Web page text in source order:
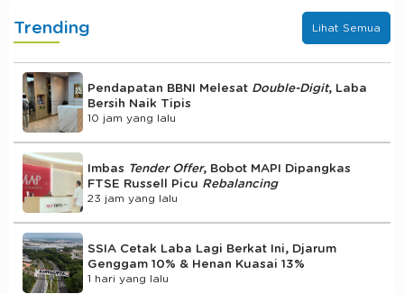
Trending Lihat Semua
Pendapatan BBNI Melesat Double-Digit, Laba
Bersih Naik Tipis
10 jam yang lalu
Imbas Tender Offer, Bobot MAPI Dipangkas
FTSE Russell Picu Rebalancing
23 jam yang lalu
SSIA Cetak Laba Lagi Berkat Ini, Djarum
Genggam 10% & Henan Kuasai 13%
1 hari yang lalu